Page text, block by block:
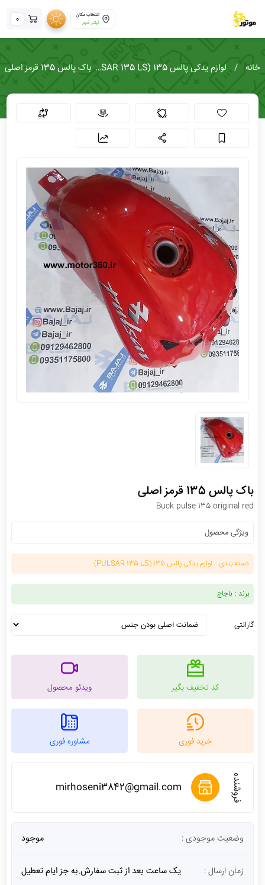
انتخاب مکان
فیلتر شهر
0
خانه لوازم یدکی پالس 135 (PULSAR 135 LS) باک پالس 135 قرمز اصلی
باک پالس 135 قرمز اصلی
Buck pulse 135 original red
ویژگی محصول
دسته بندی : لوازم یدکی پالس 135 (PULSAR 135 LS)
برند : باجاج
گارانتی
کد تخفیف بگیر ویدئو محصول
خرید فوری مشاوره فوری
فروشنده mirhoseni3842@gmail.com
وضعیت موجودی : موجود
زمان ارسال : یک ساعت بعد از ثبت سفارش.به جز ایام تعطیل